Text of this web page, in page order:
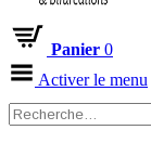
Panier 0
Activer le menu